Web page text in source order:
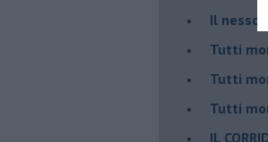
Il nesso
Tutti
Tutti
​Tutti
IL